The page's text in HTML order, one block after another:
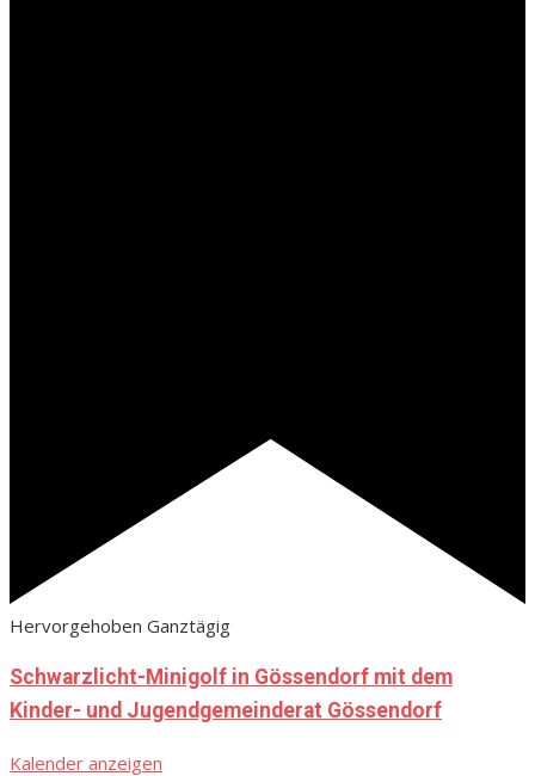
Hervorgehoben Ganztägig
Schwarzlicht-Minigolf in Gössendorf mit dem
Kinder- und Jugendgemeinderat Gössendorf
Kalender anzeigen